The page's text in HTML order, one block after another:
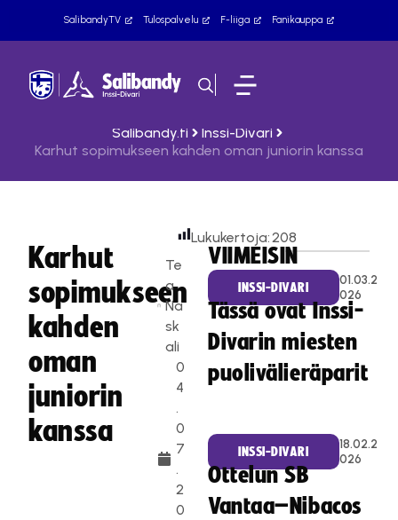
SalibandyTV Tulospalvelu F-liiga Fanikauppa
Salibandy.fi
Inssi-Divari
Karhut sopimukseen kahden oman juniorin kanssa
Karhut
sopimukseen
kahden
oman
juniorin
kanssa
Te
a
Na
sk
ali
0
4
.
0
7
.
2
0
Lukukertoja:208
VIIMEISIN
INSSI-DIVARI
01.03.2
026
Tässä ovat Inssi-
Divarin miesten
puolivälieräparit
INSSI-DIVARI
18.02.2
026
Ottelun SB
Vantaa–Nibacos